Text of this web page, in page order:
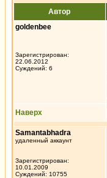
Автор
goldenbee
Зарегистрирован:
22.06.2012
Суждений: 6
Наверх
Samantabhadra
удаленный аккаунт
Зарегистрирован:
10.01.2009
Суждений: 10755